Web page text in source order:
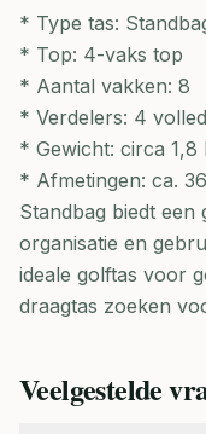
* Type tas:
* Top: 4-vaks top
* Aantal vakken: 8
* Verdelers: 4
* Gewicht: circa 1,8
* Afmetingen: ca.
Standbag biedt
organisatie en
ideale golftas voor
draagtas zoeken
Veelgestelde